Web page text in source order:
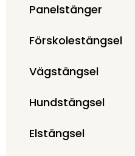
Panelstänger
Förskolestängsel
Vägstängsel
Hundstängsel
Elstängsel